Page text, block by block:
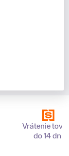
Vrátenie
do 14 dní